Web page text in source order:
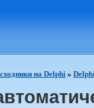
на Delphi »